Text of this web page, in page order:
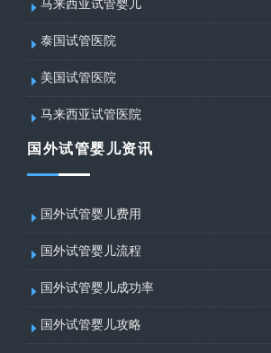
马来西亚试管婴儿
泰国试管医院
美国试管医院
马来西亚试管医院
国外试管婴儿资讯
国外试管婴儿费用
国外试管婴儿流程
国外试管婴儿成功率
国外试管婴儿攻略